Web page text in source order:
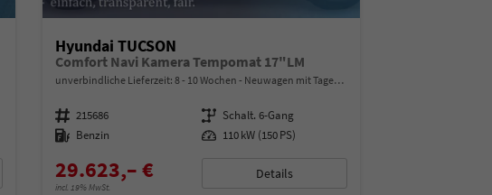
Hyundai TUCSON
Comfort Navi Kamera Tempomat 17"LM
unverbindliche Lieferzeit: 8 - 10 Wochen Neuwagen mit Tageszulassung
Fahrzeugnummer 215686 Getriebe Schalt. 6-Gang
Kraftstoff Benzin Leistung 110 kW (150 PS)
29.623,– €
incl. 19% MwSt.
Details